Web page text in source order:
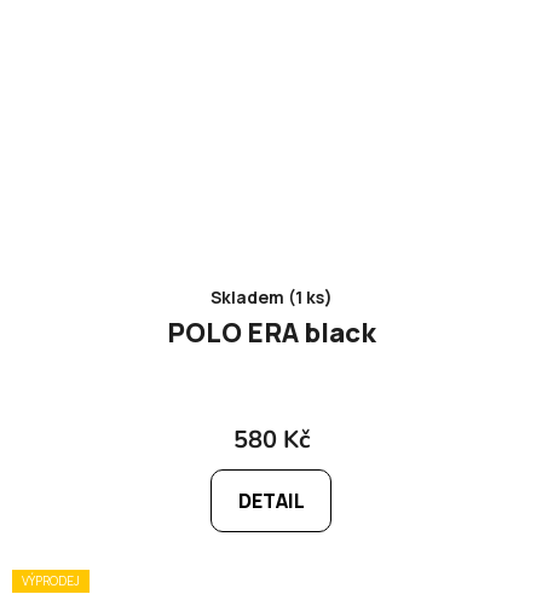
Skladem (1 ks)
POLO ERA black
580 Kč
DETAIL
VÝPRODEJ